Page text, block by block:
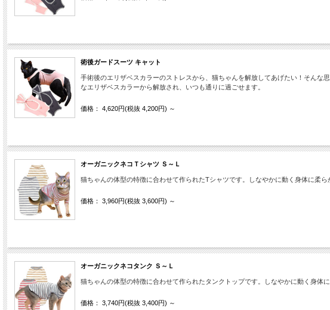
術後ガードスーツ キャット
手術後のエリザベスカラーのストレスから、猫ちゃんを解放してあげたい！そん
なエリザベスカラーから解放され、いつも通りに過ごせます。
価格： 4,620円(税抜 4,200円) ～
オーガニックネコＴシャツ Ｓ～Ｌ
猫ちゃんの体型の特徴に合わせて作られたTシャツです。しなやかに動く身体に柔
価格： 3,960円(税抜 3,600円) ～
オーガニックネコタンク Ｓ～Ｌ
猫ちゃんの体型の特徴に合わせて作られたタンクトップです。しなやかに動く身体
価格： 3,740円(税抜 3,400円) ～